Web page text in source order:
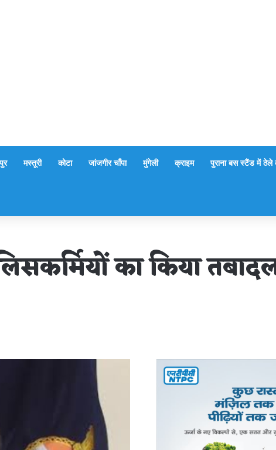
मस्तूरी कोटा जांजगीर चाँपा मुंगेली क्राइम पुराना बस स्टैंड में ठेले
का किया